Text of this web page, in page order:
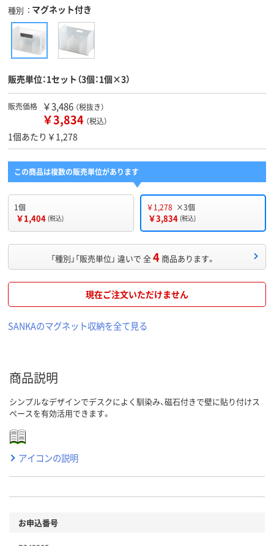
種別 マグネット付き
販売単位：1セット（3個：1個×3）
販売価格 ￥3,486 （税抜き）
￥3,834 （税込）
1個あたり￥1,278
この商品は複数の販売単位があります
1個
￥1,404 (税込)
￥1,278 ×3個
￥3,834 (税込)
「種別」「販売単位」 違いで 全4 商品あります。
現在ご注文いただけません
SANKAのマグネット収納を全て見る
商品説明
シンプルなデザインでデスクによく馴染み、磁石付きで壁に貼り付けス
ペースを有効活用できます。
アイコンの説明
お申込番号